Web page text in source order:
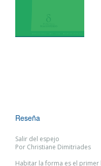
Reseña
Salir del espejo
Por Christiane Dimitriades
Habitar la forma es el